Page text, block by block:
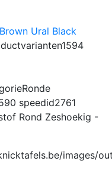
Ural Black
1594
Ronde
speedid2761
Rond Zeshoekig -